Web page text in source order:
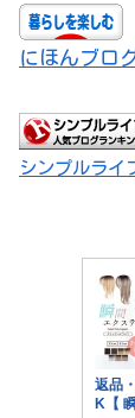
にほんブロ
シンプルライ